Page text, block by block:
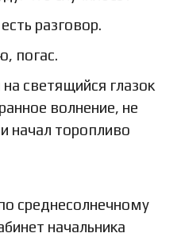
разговор.
погас.
светящийся глазок
волнение, не
начал торопливо
среднесолнечному
начальника